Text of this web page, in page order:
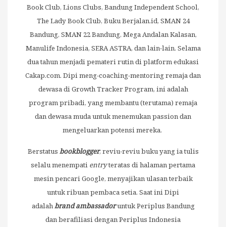
Book Club, Lions Clubs, Bandung Independent School,
The Lady Book Club, Buku Berjalan.id, SMAN 24
Bandung, SMAN 22 Bandung, Mega Andalan Kalasan,
Manulife Indonesia, SERA ASTRA, dan lain-lain. Selama
dua tahun menjadi pemateri rutin di platform edukasi
Cakap.com. Dipi meng-coaching-mentoring remaja dan
dewasa di Growth Tracker Program, ini adalah
program pribadi, yang membantu (terutama) remaja
dan dewasa muda untuk menemukan passion dan
mengeluarkan potensi mereka.
Berstatus bookblogger, reviu-reviu buku yang ia tulis
selalu menempati entryteratas di halaman pertama
mesin pencari Google, menyajikan ulasan terbaik
untuk ribuan pembaca setia. Saat ini Dipi
adalahbrand ambassadoruntuk Periplus Bandung
dan berafiliasi dengan Periplus Indonesia